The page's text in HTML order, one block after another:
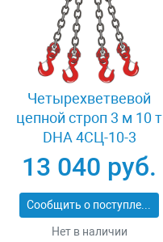
Четырехветвевой
цепной строп 3 м 10 т
DHA 4СЦ-10-3
13 040 руб.
Сообщить о поступлении
Нет в наличии